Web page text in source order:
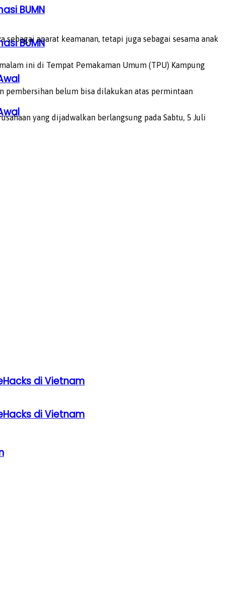
BUMN
di Vietnam
BUMN
di Vietnam
aparat keamanan, tetapi juga sebagai sesama anak
ini di Tempat Pemakaman Umum (TPU) Kampung
pembersihan belum bisa dilakukan atas permintaan
yang dijadwalkan berlangsung pada Sabtu, 5 Juli